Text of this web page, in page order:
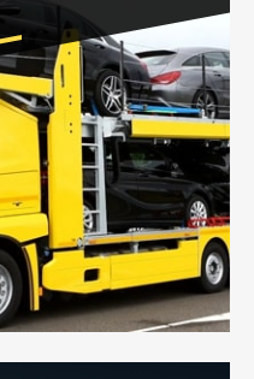
Логистик – это
доставить несколько
поездку в другой
организует доставку
оптимальный маршрут с
следования.